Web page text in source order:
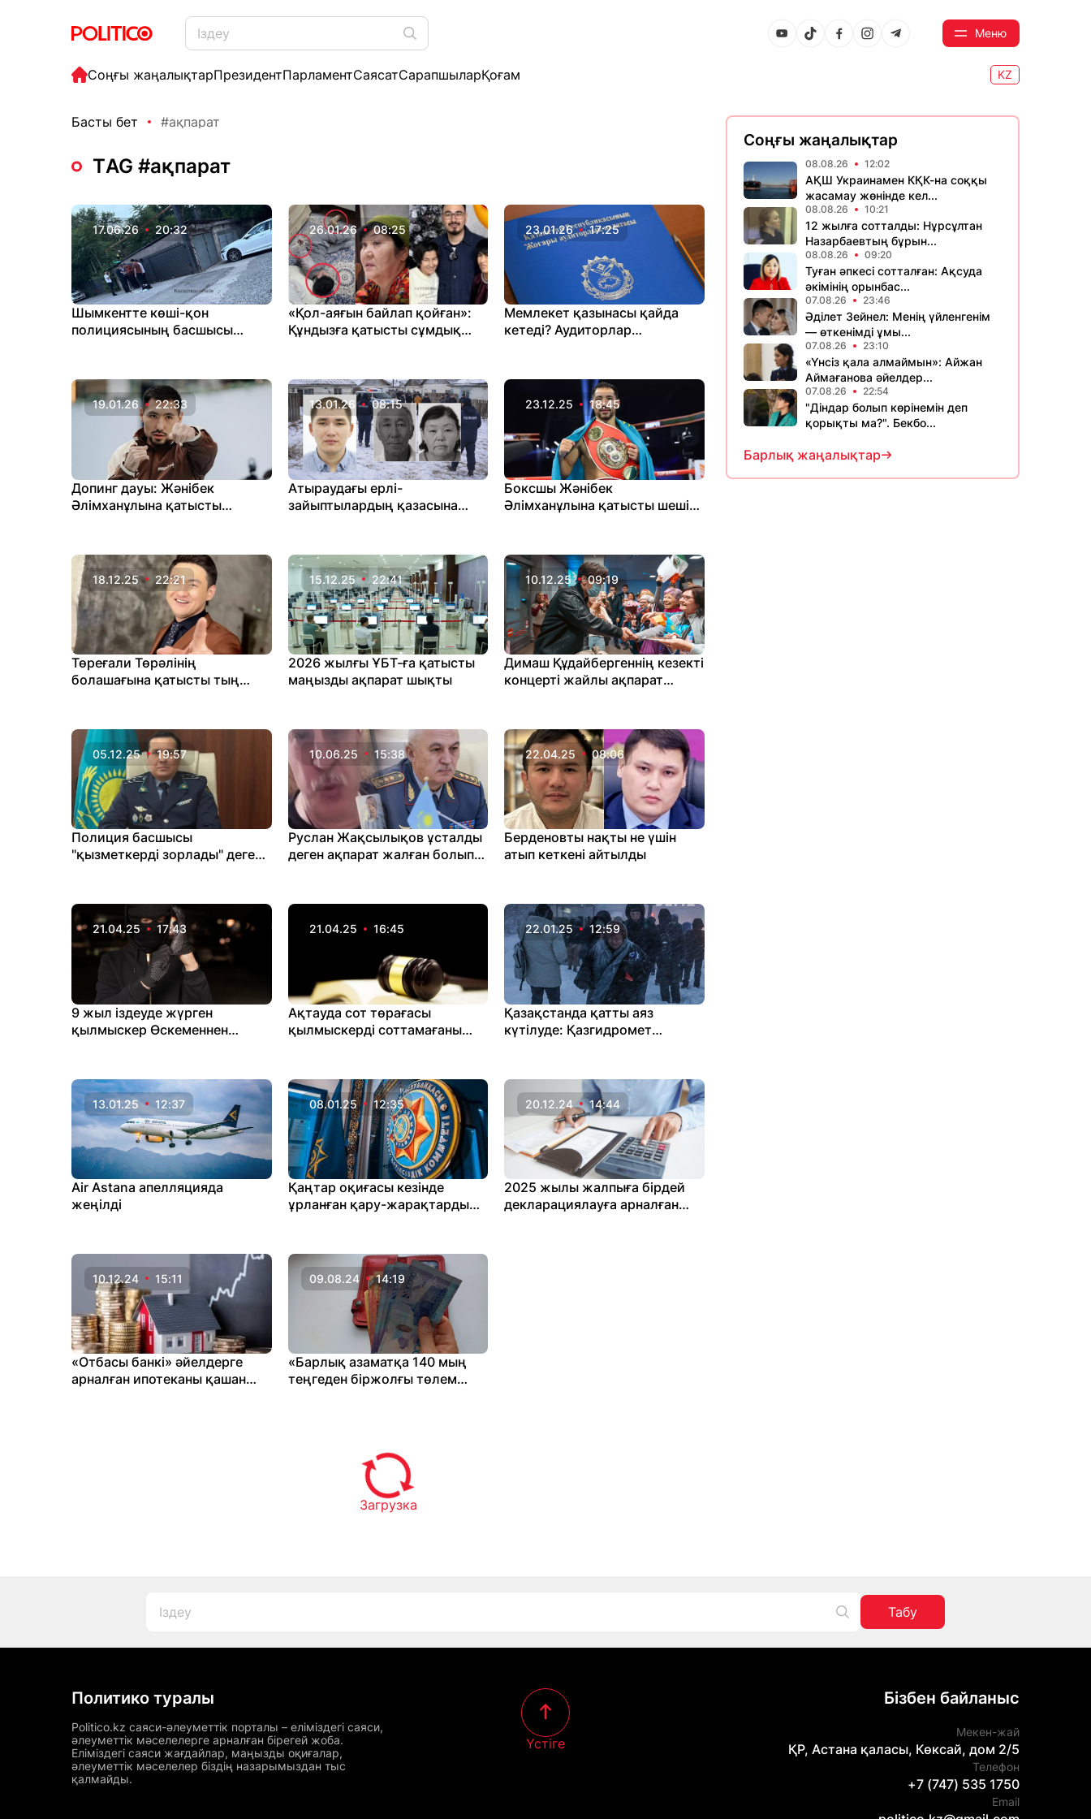
Меню
Соңғы жаңалықтарПрезидентПарламентСаясатСарапшыларҚоғам KZ
Басты бет #ақпарат
ТAG #ақпарат
17.06.26 20:32
Шымкентте көші-қон
полициясының басшысы
26.01.26 08:25
«Қол-аяғын байлап қойған»:
Құндызға қатысты сұмдық
23.01.26 17:25
Мемлекет қазынасы қайда
кетеді? Аудиторлар
19.01.26 22:33
Допинг дауы: Жәнібек
Әлімханұлына қатысты
13.01.26 08:15
Атыраудағы ерлі-
зайыптылардың қазасына
23.12.25 18:45
Боксшы Жәнібек
Әлімханұлына қатысты шешім
18.12.25 22:21
Төреғали Төрәлінің
болашағына қатысты тың
15.12.25 22:41
2026 жылғы ҰБТ-ға қатысты
маңызды ақпарат шықты
10.12.25 09:19
Димаш Құдайбергеннің кезекті
концерті жайлы ақпарат
05.12.25 19:57
Полиция басшысы
"қызметкерді зорлады" деген
10.06.25 15:38
Руслан Жақсылықов ұсталды
деген ақпарат жалған болып
22.04.25 08:06
Берденовты нақты не үшін
атып кеткені айтылды
21.04.25 17:43
9 жыл іздеуде жүрген
қылмыскер Өскеменнен
21.04.25 16:45
Ақтауда сот төрағасы
қылмыскерді соттамағаны
22.01.25 12:59
Қазақстанда қатты аяз
күтілуде: Қазгидромет
13.01.25 12:37
Air Astana апелляцияда
жеңілді
08.01.25 12:35
Қаңтар оқиғасы кезінде
ұрланған қару-жарақтарды
20.12.24 14:44
2025 жылы жалпыға бірдей
декларациялауға арналған
10.12.24 15:11
«Отбасы банкі» әйелдерге
арналған ипотеканы қашан
09.08.24 14:19
«Барлық азаматқа 140 мың
теңгеден біржолғы төлем
Загрузка
Соңғы жаңалықтар
08.08.26 12:02
АҚШ Украинамен КҚК-на соққы
жасамау жөнінде кел...
08.08.26 10:21
12 жылға сотталды: Нұрсұлтан
Назарбаевтың бұрын...
08.08.26 09:20
Туған әпкесі сотталған: Ақсуда
әкімінің орынбас...
07.08.26 23:46
Әділет Зейнел: Менің үйленгенім
— өткенімді ұмы...
07.08.26 23:10
«Үнсіз қала алмаймын»: Айжан
Аймағанова әйелдер...
07.08.26 22:54
"Діндар болып көрінемін деп
қорықты ма?". Бекбо...
Барлық жаңалықтар
Табу
Политико туралы
Politico.kz саяси-әлеуметтік порталы – еліміздегі саяси,
әлеуметтік мәселелерге арналған бірегей жоба.
Еліміздегі саяси жағдайлар, маңызды оқиғалар,
әлеуметтік мәселелер біздің назарымыздан тыс
қалмайды.
Үстіге
Бізбен байланыс
Мекен-жай
ҚР, Астана қаласы, Көксай, дом 2/5
Телефон
+7 (747) 535 1750
Email